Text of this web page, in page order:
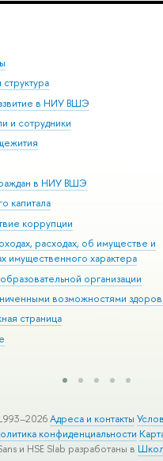
в НИУ ВШЭ
и сотрудники
в НИУ ВШЭ
капитала
коррупции
расходах, об имуществе и
имущественного характера
организации
возможностями
страница
Адреса и контакты
конфиденциальности
и HSE Slab разработаны в